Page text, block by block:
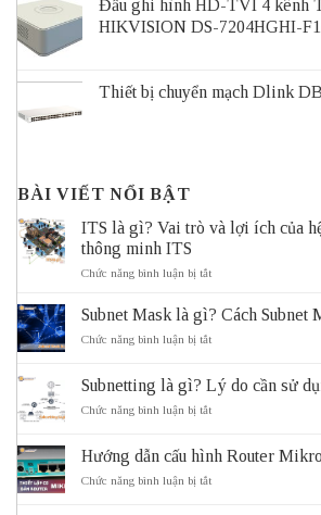
Đầu ghi hình HD-TVI 4 kênh
HIKVISION DS-7204HGHI-
Thiết bị chuyển mạch Dlink
BÀI VIẾT NỔI BẬT
ITS là gì? Vai trò và lợi ích của
thông minh ITS
Chức năng bình luận bị tắtở
gì?
Vai
lợi
thống
thông
Subnet Mask là gì? Cách Subnet
Chức năng bình luận bị tắtở
là
Mask
động
Subnetting là gì? Lý do cần sử
Chức năng bình luận bị tắtở
gì?
Hướng dẫn cấu hình Router
Chức năng bình luận bị tắtở